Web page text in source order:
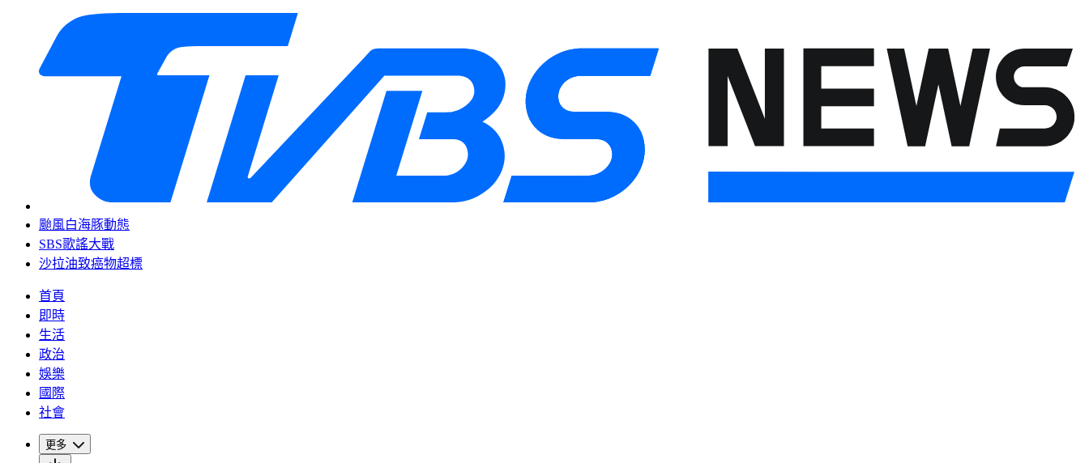
颱風白海豚動態
SBS歌謠大戰
沙拉油致癌物超標
首頁
即時
生活
政治
娛樂
國際
社會
更多